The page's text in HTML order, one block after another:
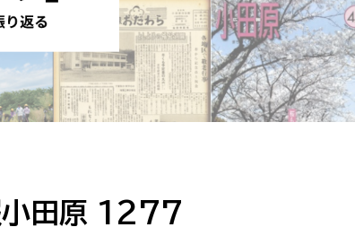
防災・安全
福祉・健康
環境・エネルギー
都市基盤
市税総務課
市民税課
資産税課
文化部
小田原 1277